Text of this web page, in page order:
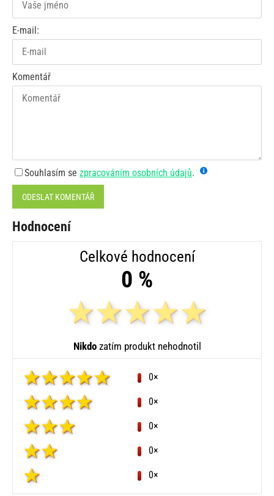
E-mail:
Komentář
Souhlasím se zpracováním osobních údajů.
ODESLAT KOMENTÁŘ
Hodnocení
Celkové hodnocení
0 %
Nikdozatím produkt nehodnotil
0×
0×
0×
0×
0×